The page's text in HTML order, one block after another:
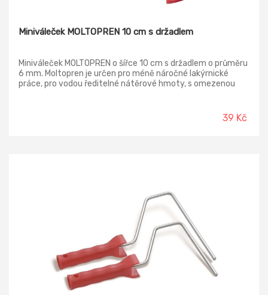
Miniváleček MOLTOPREN 10 cm s držadlem
Miniváleček MOLTOPREN o šířce 10 cm s držadlem o průměru
6 mm. Moltopren je určen pro méně náročné lakýrnické
práce, pro vodou ředitelné nátěrové hmoty, s omezenou
39 Kč